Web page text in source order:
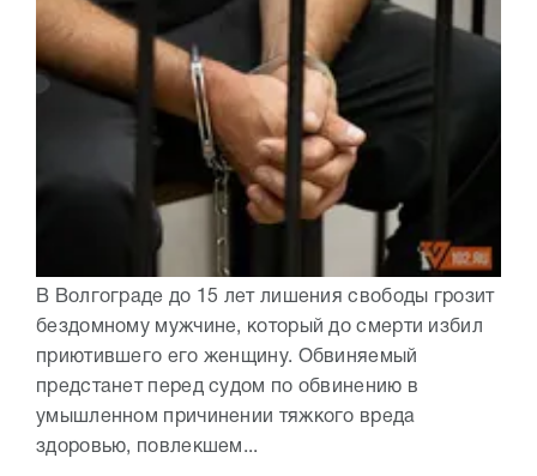
В Волгограде до 15 лет лишения свободы грозит
бездомному мужчине, который до смерти избил
приютившего его женщину. Обвиняемый
предстанет перед судом по обвинению в
умышленном причинении тяжкого вреда
здоровью, повлекшем...